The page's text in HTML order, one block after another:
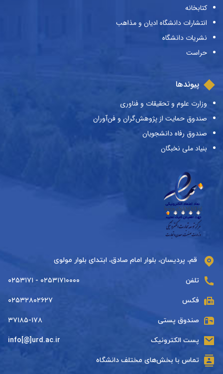
کتابخانه
انتشارات دانشگاه ادیان و مذاهب
نشریات دانشگاه
حراست
پیوندها
وزارت علوم و تحقیقات و فناوری
صندوق حمایت از پژوهش‌گران و فن‌آوران
صندوق رفاه دانشجویان
بنیاد ملی نخبگان
قم، پردیسان، بلوار امام صادق، ابتدای بلوار مولوی
تلفن ۰۲۵۳۱۷۱۰۰۰۰ - ۰۲۵۳۱۷۱
فکس ۰۲۵۳۲۸۰۲۶۲۷
صندوق پستی ۳۷۱۸۵-۱۷۸
پست الکترونیک info[@]urd.ac.ir
تماس با بخش‌های مختلف دانشگاه